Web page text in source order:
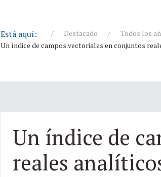
Está aquí: Destacado Todos los
Un índice de campos vectoriales en conjuntos
Un índice de
reales